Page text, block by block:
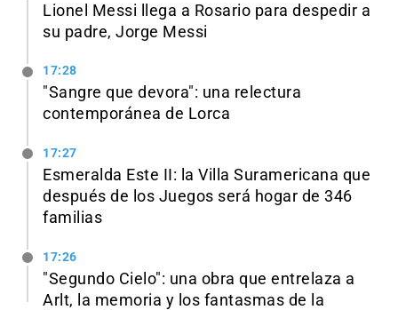
Lionel Messi llega a Rosario para despedir a
su padre, Jorge Messi
17:28
"Sangre que devora": una relectura
contemporánea de Lorca
17:27
Esmeralda Este II: la Villa Suramericana que
después de los Juegos será hogar de 346
familias
17:26
"Segundo Cielo": una obra que entrelaza a
Arlt, la memoria y los fantasmas de la